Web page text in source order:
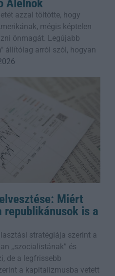
Alelnök
azzal töltötte, hogy
mégis képtelen
önmagát. Legújabb
állítólag arról szól, hogyan
Miért
is a
stratégiája szerint a
„szocialistának” és
de a legfrissebb
a kapitalizmusba vetett